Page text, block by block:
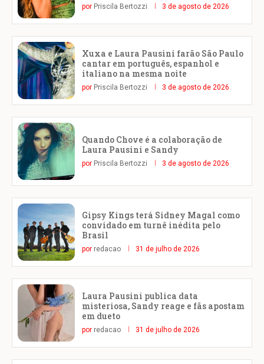
por Priscila Bertozzi 3 de agosto de 2026
Xuxa e Laura Pausini farão São Paulo
cantar em português, espanhol e
italiano na mesma noite
por Priscila Bertozzi 3 de agosto de 2026
Quando Chove é a colaboração de
Laura Pausini e Sandy
por Priscila Bertozzi 3 de agosto de 2026
Gipsy Kings terá Sidney Magal como
convidado em turnê inédita pelo
Brasil
por redacao 31 de julho de 2026
Laura Pausini publica data
misteriosa, Sandy reage e fãs apostam
em dueto
por redacao 31 de julho de 2026